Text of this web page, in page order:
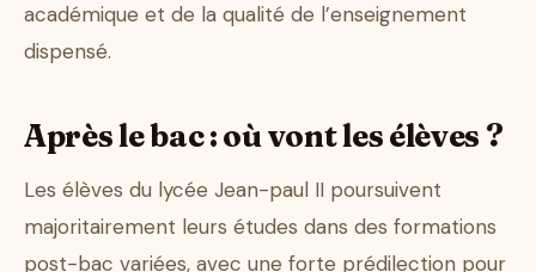
académique et de la qualité de l’enseignement
dispensé.
Après le bac : où vont les élèves ?
Les élèves du lycée Jean-paul II poursuivent
majoritairement leurs études dans des formations
post-bac variées, avec une forte prédilection pour